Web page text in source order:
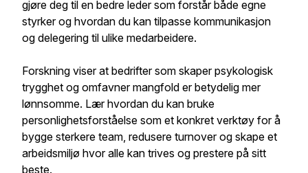
gjøre deg til en bedre leder som forstår både egne
styrker og hvordan du kan tilpasse kommunikasjon
og delegering til ulike medarbeidere.
Forskning viser at bedrifter som skaper psykologisk
trygghet og omfavner mangfold er betydelig mer
lønnsomme. Lær hvordan du kan bruke
personlighetsforståelse som et konkret verktøy for å
bygge sterkere team, redusere turnover og skape et
arbeidsmiljø hvor alle kan trives og prestere på sitt
beste.